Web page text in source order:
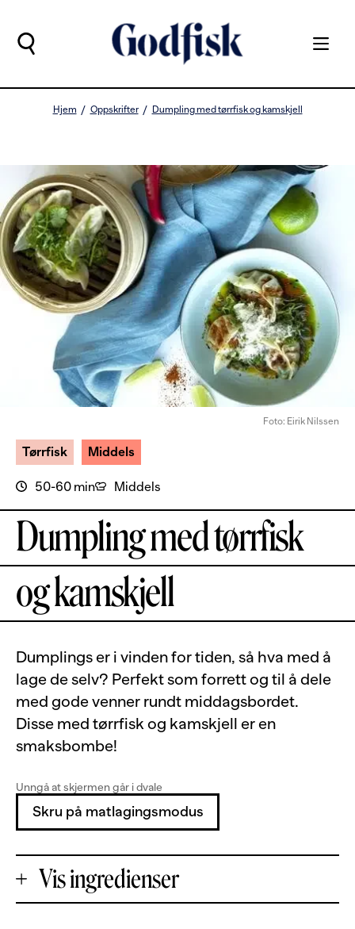
Hjem Oppskrifter Dumpling med tørrfisk og kamskjell
Foto: Eirik Nilssen
Tørrfisk Middels
50-60 min Middels
Dumpling med tørrfisk
og kamskjell
Dumplings er i vinden for tiden, så hva med å
lage de selv? Perfekt som forrett og til å dele
med gode venner rundt middagsbordet.
Disse med tørrfisk og kamskjell er en
smaksbombe!
Unngå at skjermen går i dvale
Skru på matlagingsmodus
Vis ingredienser